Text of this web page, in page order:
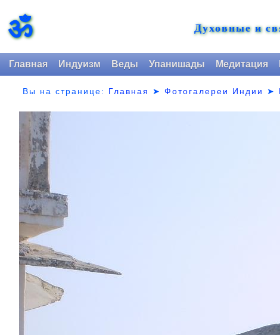
ॐ Духовные и
Главная Индуизм Веды Упанишады Медитация
Вы на странице: Главная ➤Фотогалереи Индии ➤